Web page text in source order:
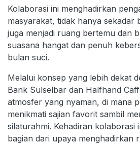
Kolaborasi ini menghadirkan
masyarakat, tidak hanya sekadar
juga menjadi ruang bertemu dan
suasana hangat dan penuh
bulan suci.
Melalui konsep yang lebih dekat
Bank Sulselbar dan Halfhand
atmosfer yang nyaman, di mana
menikmati sajian favorit sambil
silaturahmi. Kehadiran kolaborasi
bagian dari upaya menghadirkan